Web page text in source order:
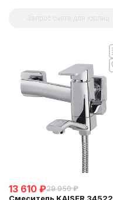
13 610 ₽29 950 ₽
Смеситель KAISER 34522